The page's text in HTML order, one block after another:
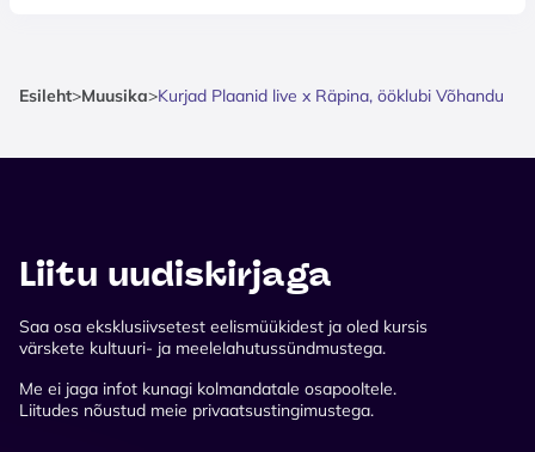
Esileht>Muusika>Kurjad Plaanid live x Räpina, ööklubi Võhandu
Liitu uudiskirjaga
Saa osa eksklusiivsetest eelismüükidest ja oled kursis
värskete kultuuri- ja meelelahutussündmustega.
Me ei jaga infot kunagi kolmandatale osapooltele.
Liitudes nõustud meie privaatsustingimustega.